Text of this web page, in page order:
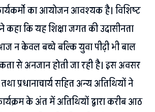
का आयोजन आवश्यक है। विशिष्ट
कहा कि यह शिक्षा जगत की उदासीनता
न केवल बच्चे बल्कि युवा पीढ़ी भी बाल
से अनजान होती जा रही है। इस अवसर
तथा प्रधानाचार्य सहित अन्य अतिथियों ने
के अंत में अतिथियों द्वारा करीब आठ